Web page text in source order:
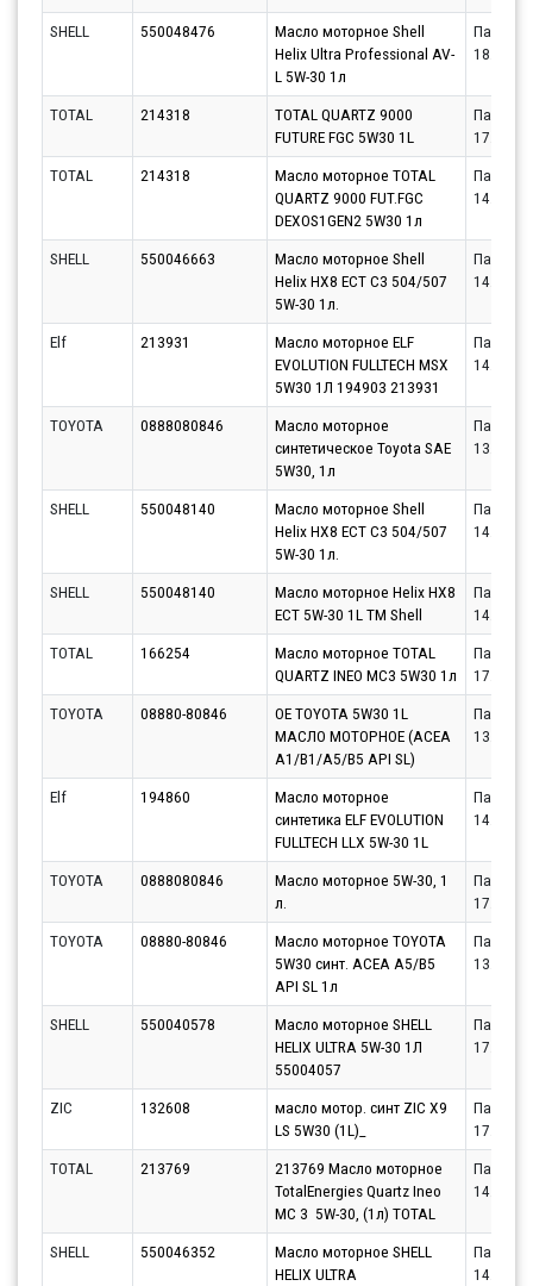
SHELL
550048476
Масло моторное Shell
Helix Ultra Professional AV-
L 5W-30 1л
Партнёр
TOTAL 214318
TOTAL QUARTZ 9000
FUTURE FGC 5W30 1L
Партнёр
TOTAL
214318
Масло моторное TOTAL
QUARTZ 9000 FUT.FGC
DEXOS1GEN2 5W30 1л
Партнёр
SHELL 550046663
Масло моторное Shell
Helix HX8 ECT C3 504/507
5W-30 1л.
Партнёр
Elf 213931
Масло моторное ELF
EVOLUTION FULLTECH MSX
5W30 1Л 194903 213931
Партнёр
TOYOTA 0888080846
Масло моторное
синтетическое Toyota SAE
5W30, 1л
Партнёр
SHELL 550048140
Масло моторное Shell
Helix HX8 ECT C3 504/507
5W-30 1л.
Партнёр
SHELL 550048140
Масло моторное Helix HX8
ECT 5W-30 1L ТМ Shell
Партнёр
TOTAL
166254
Масло моторное TOTAL
QUARTZ INEO MC3 5W30 1л
Партнёр
TOYOTA
08880-80846
OE TOYOTA 5W30 1L
МАСЛО МОТОРНОЕ (ACEA
A1/B1/A5/B5 API SL)
Партнёр
Elf 194860
Масло моторное
синтетика ELF EVOLUTION
FULLTECH LLX 5W-30 1L
Партнёр
TOYOTA 0888080846
Масло моторное 5W-30, 1
л.
Партнёр
TOYOTA
08880-80846
Масло моторное TOYOTA
5W30 синт. ACEA A5/B5
API SL 1л
Партнёр
SHELL 550040578
Масло моторное SHELL
HELIX ULTRA 5W-30 1Л
55004057
Партнёр
ZIC 132608
масло мотор. синт ZIC X9
LS 5W30 (1L)_
Партнёр
TOTAL
213769
213769 Масло моторное
TotalEnergies Quartz Ineo
MC 3 5W-30, (1л) TOTAL
Партнёр
SHELL 550046352
Масло моторное SHELL
HELIX ULTRA
Партнёр